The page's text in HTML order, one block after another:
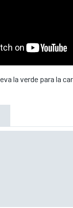
la verde para la